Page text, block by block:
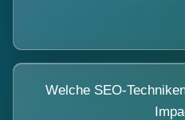
Welche SEO-